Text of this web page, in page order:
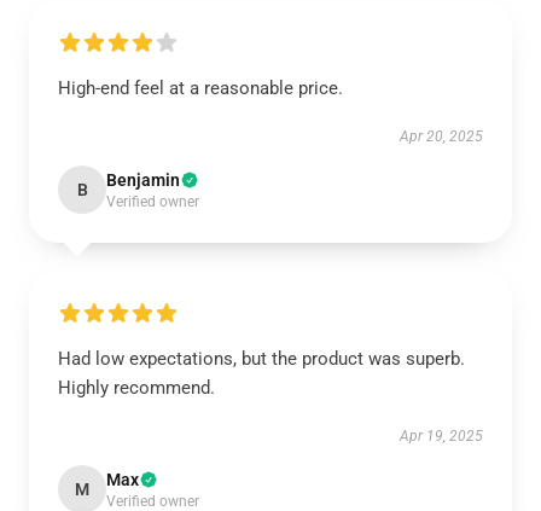
High-end feel at a reasonable price.
Apr 20, 2025
B Benjamin
Verified owner
Had low expectations, but the product was superb.
Highly recommend.
Apr 19, 2025
M Max
Verified owner